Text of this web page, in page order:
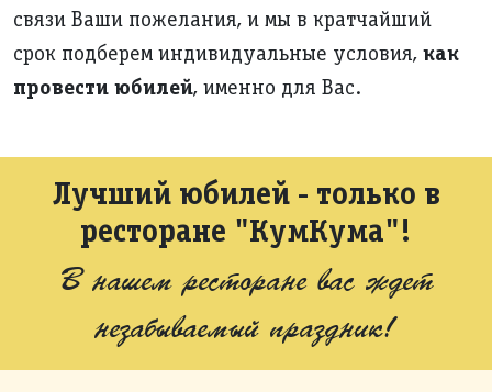
связи Ваши пожелания, и мы в кратчайший
срок подберем индивидуальные условия, как
провести юбилей, именно для Вас.
Лучший юбилей - только в
ресторане "КумКума"!
В нашем ресторане вас ждет
незабываемый праздник!